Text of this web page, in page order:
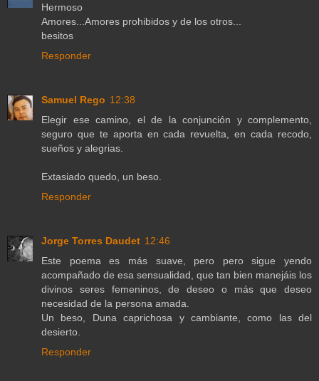
Hermoso
Amores...Amores prohibidos y de los otros...
besitos
Responder
Samuel Rego 12:38
Elegir ese camino, el de la conjunción y complemento,
seguro que te aporta en cada revuelta, en cada recodo,
sueños y alegrias.
Extasiado quedo, un beso.
Responder
Jorge Torres Daudet 12:46
Este poema es más suave, pero pero sigue yendo
acompañado de esa sensualidad, que tan bien manejáis los
divinos seres femeninos, de deseo o más que deseo
necesidad de la persona amada.
Un beso, Duna caprichosa y cambiante, como las del
desierto.
Responder